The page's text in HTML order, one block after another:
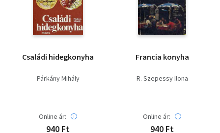
Családi hidegkonyha
Párkány Mihály
Online ár:
940 Ft
Francia konyha
R. Szepessy Ilona
Online ár:
940 Ft